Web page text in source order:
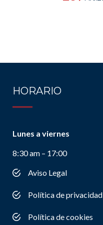
HORARIO
Lunes a viernes
8:30 am – 17:00
Aviso Legal
Política de privacidad
Política de cookies